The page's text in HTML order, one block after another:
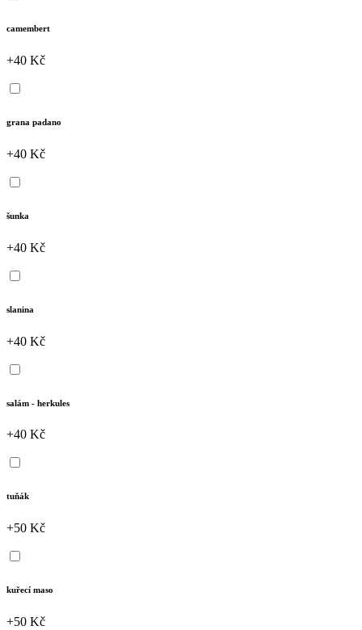
camembert
+40 Kč
grana padano
+40 Kč
šunka
+40 Kč
slanina
+40 Kč
salám - herkules
+40 Kč
tuňák
+50 Kč
kuřecí maso
+50 Kč